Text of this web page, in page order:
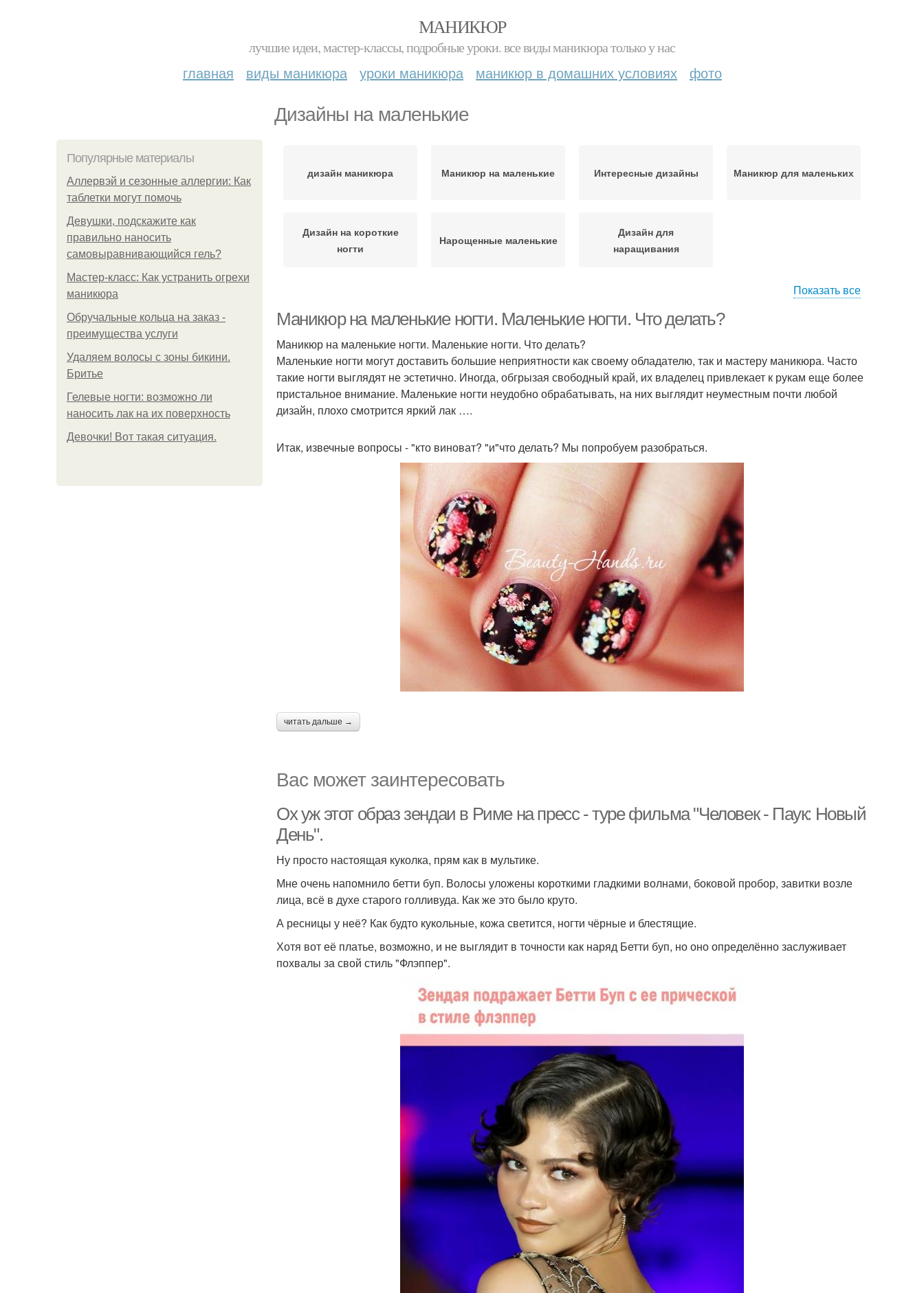
МАНИКЮР
лучшие идеи, мастер-классы, подробные уроки. все виды маникюра только у нас
главная виды маникюра уроки маникюра маникюр в домашних условиях фото
Дизайны на маленькие
Популярные материалы
Аллервэй и сезонные аллергии: Как
таблетки могут помочь
Девушки, подскажите как
правильно наносить
самовыравнивающийся гель?
Мастер-класс: Как устранить огрехи
маникюра
Обручальные кольца на заказ -
преимущества услуги
Удаляем волосы с зоны бикини.
Бритье
Гелевые ногти: возможно ли
наносить лак на их поверхность
Девочки! Вот такая ситуация.
дизайн маникюра Маникюр на маленькие Интересные дизайны Маникюр для маленьких
Дизайн на короткие
ногти
Нарощенные маленькие
Дизайн для
наращивания
Показать все
Маникюр на маленькие ногти. Маленькие ногти. Что делать?
Маникюр на маленькие ногти. Маленькие ногти. Что делать?
Маленькие ногти могут доставить большие неприятности как своему обладателю, так и мастеру маникюра. Часто
такие ногти выглядят не эстетично. Иногда, обгрызая свободный край, их владелец привлекает к рукам еще более
пристальное внимание. Маленькие ногти неудобно обрабатывать, на них выглядит неуместным почти любой
дизайн, плохо смотрится яркий лак ….
Итак, извечные вопросы - "кто виноват? "и"что делать? Мы попробуем разобраться.
читать дальше →
Вас может заинтересовать
Ох уж этот образ зендаи в Риме на пресс - туре фильма "Человек - Паук: Новый
День".
Ну просто настоящая куколка, прям как в мультике.
Мне очень напомнило бетти буп. Волосы уложены короткими гладкими волнами, боковой пробор, завитки возле
лица, всё в духе старого голливуда. Как же это было круто.
А ресницы у неё? Как будто кукольные, кожа светится, ногти чёрные и блестящие.
Хотя вот её платье, возможно, и не выглядит в точности как наряд Бетти буп, но оно определённо заслуживает
похвалы за свой стиль "Флэппер".